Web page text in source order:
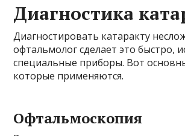
Диагностика
Диагностировать катаракту
офтальмолог сделает это быстро,
специальные приборы. Вот
которые применяются.
Офтальмоскопия